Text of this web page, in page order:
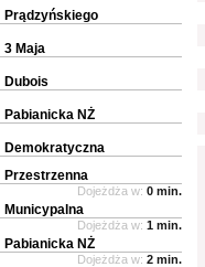
Prądzyńskiego
3 Maja
Dubois
Pabianicka NŻ
Demokratyczna
Przestrzenna
Dojeżdża w: 0 min.
Municypalna
Dojeżdża w: 1 min.
Pabianicka NŻ
Dojeżdża w: 2 min.